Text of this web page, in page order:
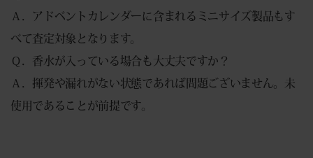
Ａ．アドベントカレンダーに含まれるミニサイズ製品もす
べて査定対象となります。
Ｑ．香水が入っている場合も大丈夫ですか？
Ａ．揮発や漏れがない状態であれば問題ございません。未
使用であることが前提です。